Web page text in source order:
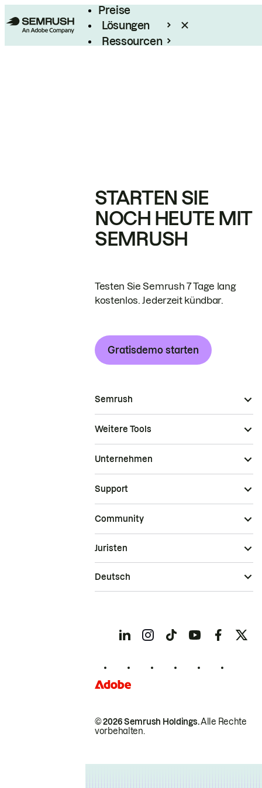
Preise
Lösungen
Ressourcen
STARTEN SIE
NOCH HEUTE MIT
SEMRUSH
Testen Sie Semrush 7 Tage lang
kostenlos. Jederzeit kündbar.
Gratisdemo starten
Semrush
Weitere Tools
Unternehmen
Support
Community
© 2026 Semrush Holdings.Alle Rechte
vorbehalten.
Juristen
Deutsch